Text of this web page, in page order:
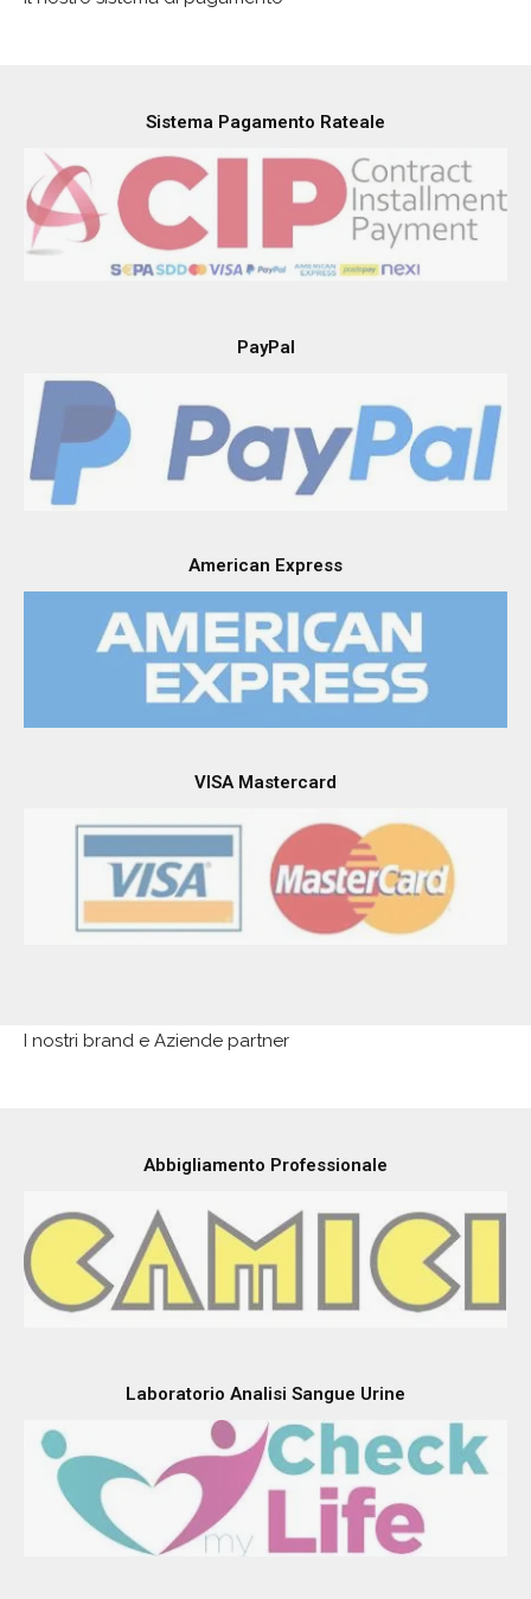
Sistema Pagamento Rateale
PayPal
American Express
VISA Mastercard
I nostri brand e Aziende partner
Abbigliamento Professionale
Laboratorio Analisi Sangue Urine